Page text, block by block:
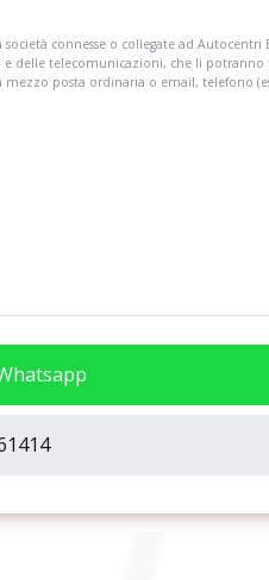
riscaldabili
connesse o collegate ad Autocentri
delle telecomunicazioni, che li
posta ordinaria o email, telefono